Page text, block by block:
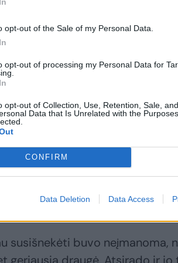
opt-out of the Sale of my Personal Data.
opt-out of processing my Personal Data for
opt-out of Collection, Use, Retention, Sale,
Data that Is Unrelated with the
CONFIRM
Data Deletion Data Access
drauge planuoti koncertai
santykius
mylimojo sprendimo
sužinojau, kad
dar rugsėjo 3-ąją, kuomet
taip pat šokiruoti. Iš jo pusės
susišnekėti buvo neįmanoma,
geriausia draugė. Atsirado ir jo